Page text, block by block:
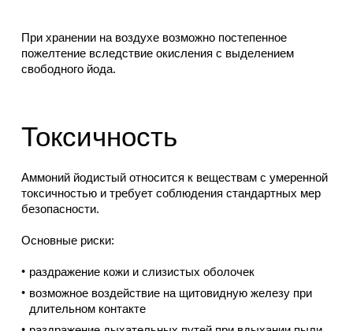
При хранении на воздухе возможно постепенное
пожелтение вследствие окисления с выделением
свободного йода.
Токсичность
Аммоний йодистый относится к веществам с умеренной
токсичностью и требует соблюдения стандартных мер
безопасности.
Основные риски:
раздражение кожи и слизистых оболочек
возможное воздействие на щитовидную железу при
длительном контакте